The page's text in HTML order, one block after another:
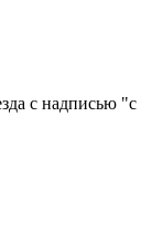
с надписью "с